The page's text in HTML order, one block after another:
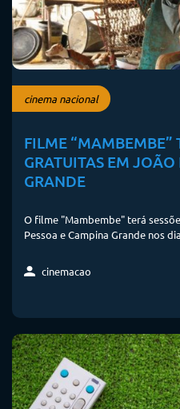
cinema nacional
FILME “MAMBEMBE”
GRATUITAS EM
GRANDE
O filme "Mambembe" terá
Pessoa e Campina Grande nos
cinemacao